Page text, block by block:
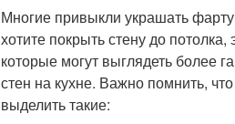
Многие привыкли украшать
хотите покрыть стену до
которые могут выглядеть более
стен на кухне. Важно помнить,
выделить такие: